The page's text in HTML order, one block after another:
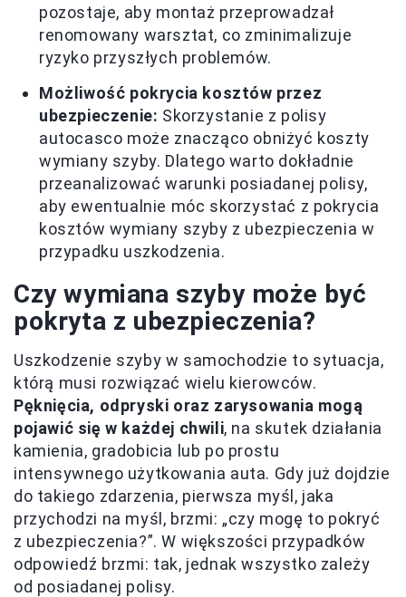
pozostaje, aby montaż przeprowadzał
renomowany warsztat, co zminimalizuje
ryzyko przyszłych problemów.
Możliwość pokrycia kosztów przez
ubezpieczenie: Skorzystanie z polisy
autocasco może znacząco obniżyć koszty
wymiany szyby. Dlatego warto dokładnie
przeanalizować warunki posiadanej polisy,
aby ewentualnie móc skorzystać z pokrycia
kosztów wymiany szyby z ubezpieczenia w
przypadku uszkodzenia.
Czy wymiana szyby może być
pokryta z ubezpieczenia?
Uszkodzenie szyby w samochodzie to sytuacja,
którą musi rozwiązać wielu kierowców.
Pęknięcia, odpryski oraz zarysowania mogą
pojawić się w każdej chwili, na skutek działania
kamienia, gradobicia lub po prostu
intensywnego użytkowania auta. Gdy już dojdzie
do takiego zdarzenia, pierwsza myśl, jaka
przychodzi na myśl, brzmi: „czy mogę to pokryć
z ubezpieczenia?”. W większości przypadków
odpowiedź brzmi: tak, jednak wszystko zależy
od posiadanej polisy.